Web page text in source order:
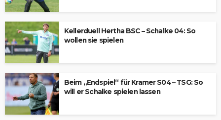
Kellerduell Hertha BSC – Schalke 04: So
wollen sie spielen
Beim „Endspiel“ für Kramer S04 – TSG: So
will er Schalke spielen lassen